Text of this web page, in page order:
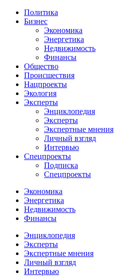
Политика
Бизнес
Экономика
Энергетика
Недвижимость
Финансы
Общество
Происшествия
Нацпроекты
Экология
Эксперты
Энциклопедия
Эксперты
Экспертные мнения
Личный взгляд
Интервью
Спецпроекты
Подписка
Спецпроекты
Экономика
Энергетика
Недвижимость
Финансы
Энциклопедия
Эксперты
Экспертные мнения
Личный взгляд
Интервью